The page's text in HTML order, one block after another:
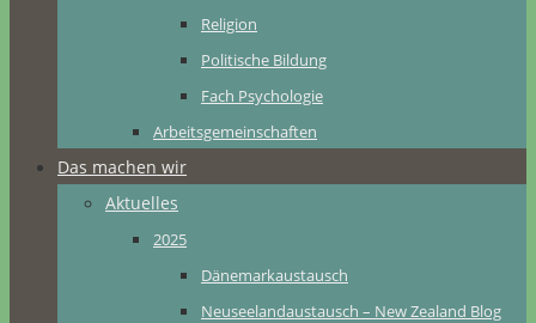
Religion
Politische Bildung
Fach Psychologie
Arbeitsgemeinschaften
Das machen wir
Aktuelles
2025
Dänemarkaustausch
Neuseelandaustausch – New Zealand Blog